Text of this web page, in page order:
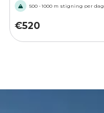
500 - 1000 m stigning per dag
€520